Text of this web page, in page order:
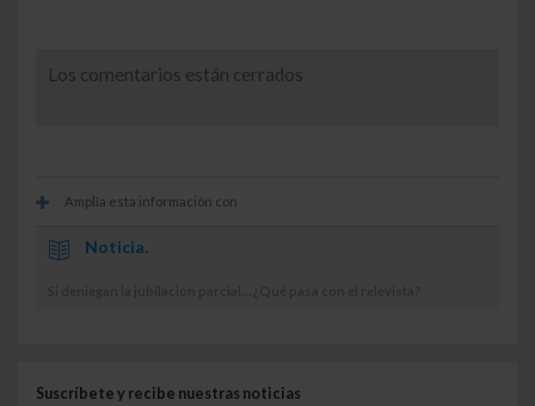
Los comentarios están cerrados
Amplía esta información con
Noticia.
Suscríbete y recibe nuestras noticias